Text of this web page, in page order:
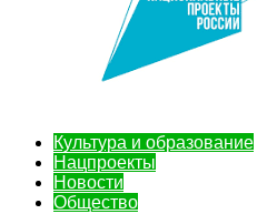
Культура и образование
Нацпроекты
Новости
Общество